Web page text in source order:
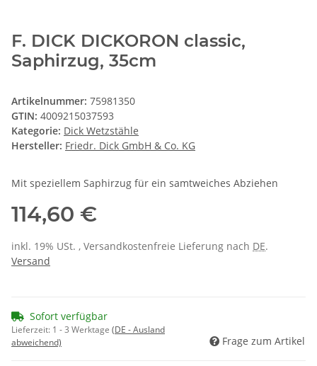
F. DICK DICKORON classic,
Saphirzug, 35cm
Artikelnummer: 75981350
GTIN: 4009215037593
Kategorie: Dick Wetzstähle
Hersteller: Friedr. Dick GmbH & Co. KG
Mit speziellem Saphirzug für ein samtweiches Abziehen
114,60 €
inkl. 19% USt. , Versandkostenfreie Lieferung nach DE.
Versand
Sofort verfügbar
Lieferzeit: 1 - 3 Werktage (DE - Ausland
abweichend)
Frage zum Artikel